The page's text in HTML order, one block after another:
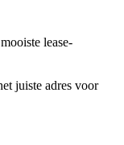
lease-
juiste adres voor